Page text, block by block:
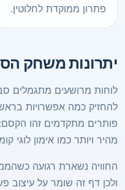
פתרון ממוקדת לחלוטין.
יתרונות משחק
לוחות מרושעים מתגמלים
להחזיק כמה אפשרויות
פותרים מתקדמים זהו
מהיר ויותר כמו אימון לוגי
החוויה נשארת רגועה
ולכן דף זה שומר על עיצוב